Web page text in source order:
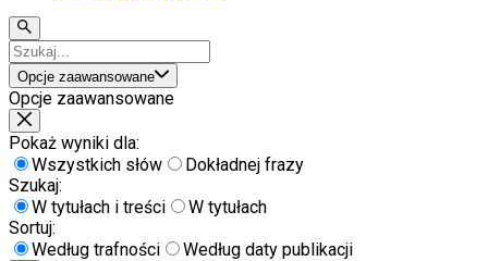
Opcje zaawansowane
Opcje zaawansowane
Pokaż wyniki dla:
Wszystkich słów
Dokładnej frazy
Szukaj:
W tytułach i treści
W tytułach
Sortuj:
Według trafności
Według daty publikacji